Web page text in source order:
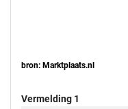
bron: Marktplaats.nl
Vermelding 1